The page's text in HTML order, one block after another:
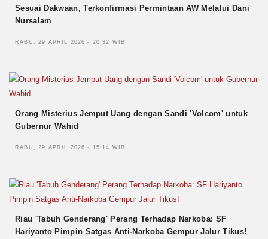
Sesuai Dakwaan, Terkonfirmasi Permintaan AW Melalui Dani
Nursalam
RABU, 29 APRIL 2026 - 20:32 WIB
Orang Misterius Jemput Uang dengan Sandi 'Volcom' untuk
Gubernur Wahid
RABU, 29 APRIL 2026 - 15:14 WIB
Riau 'Tabuh Genderang' Perang Terhadap Narkoba: SF
Hariyanto Pimpin Satgas Anti-Narkoba Gempur Jalur Tikus!